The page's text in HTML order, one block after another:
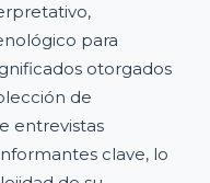
para
otorgados
de
entrevistas
clave, lo